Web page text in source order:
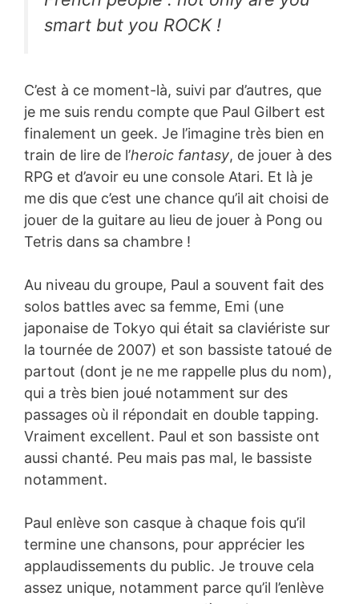
smart but you ROCK !
C’est à ce moment-là, suivi par d’autres, que
je me suis rendu compte que Paul Gilbert est
finalement un geek. Je l’imagine très bien en
train de lire de l’heroic fantasy, de jouer à des
RPG et d’avoir eu une console Atari. Et là je
me dis que c’est une chance qu’il ait choisi de
jouer de la guitare au lieu de jouer à Pong ou
Tetris dans sa chambre !
Au niveau du groupe, Paul a souvent fait des
solos battles avec sa femme, Emi (une
japonaise de Tokyo qui était sa claviériste sur
la tournée de 2007) et son bassiste tatoué de
partout (dont je ne me rappelle plus du nom),
qui a très bien joué notamment sur des
passages où il répondait en double tapping.
Vraiment excellent. Paul et son bassiste ont
aussi chanté. Peu mais pas mal, le bassiste
notamment.
Paul enlève son casque à chaque fois qu’il
termine une chansons, pour apprécier les
applaudissements du public. Je trouve cela
assez unique, notamment parce qu’il l’enlève